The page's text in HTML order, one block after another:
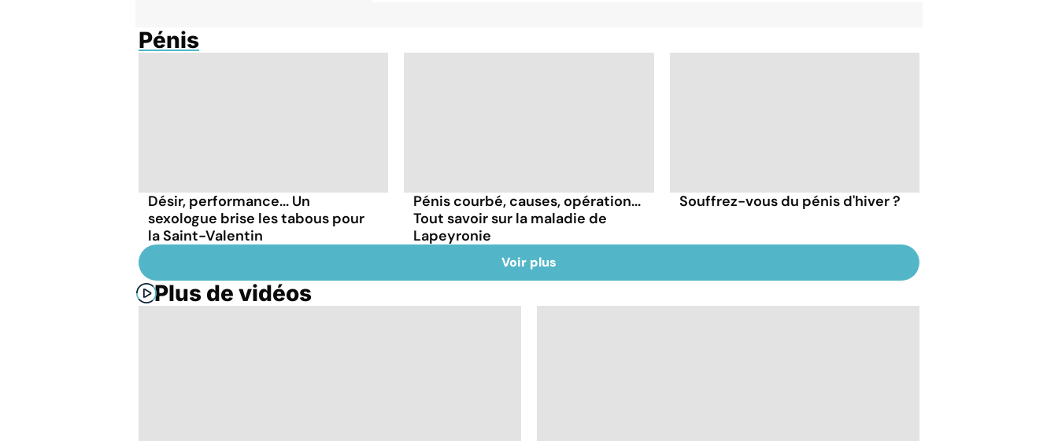
Pénis
Désir, performance... Un
sexologue brise les tabous pour
la Saint-Valentin
Pénis courbé, causes, opération...
Tout savoir sur la maladie de
Lapeyronie
Souffrez-vous du pénis d'hiver ?
Voir plus
Plus de vidéos